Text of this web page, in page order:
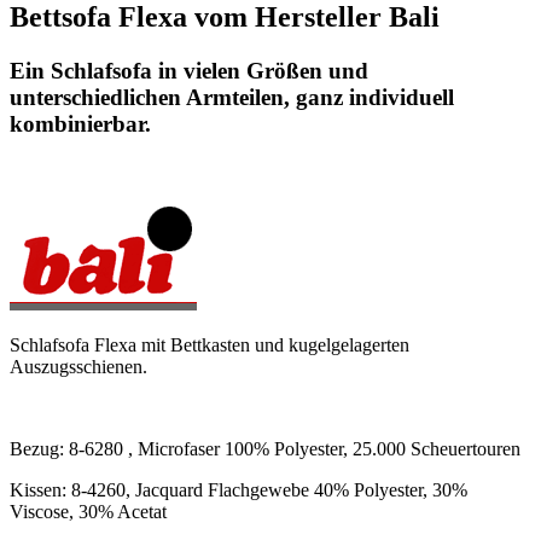
Bettsofa Flexa vom Hersteller Bali
Ein Schlafsofa in vielen Größen und
unterschiedlichen Armteilen, ganz individuell
kombinierbar.
Schlafsofa Flexa mit Bettkasten und kugelgelagerten
Auszugsschienen.
Bezug: 8-6280 , Microfaser 100% Polyester, 25.000 Scheuertouren
Kissen: 8-4260, Jacquard Flachgewebe 40% Polyester, 30%
Viscose, 30% Acetat